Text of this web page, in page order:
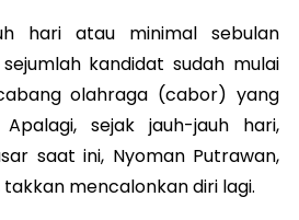
hari atau minimal sebulan
kandidat sudah mulai
olahraga (cabor) yang
sejak jauh-jauh hari,
saat ini, Nyoman Putrawan,
mencalonkan diri lagi.